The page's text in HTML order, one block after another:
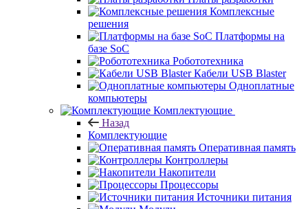
Комплексные
решения
Платформы на
базе SoC
Робототехника
Кабели USB Blaster
Одноплатные
компьютеры
Комплектующие
Назад
Комплектующие
Оперативная память
Контроллеры
Накопители
Процессоры
Источники питания